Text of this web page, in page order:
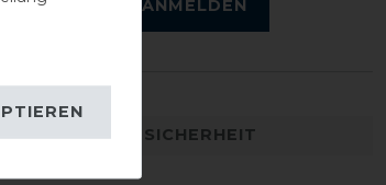
ANMELDEN
PRODUKTSICHERHEIT